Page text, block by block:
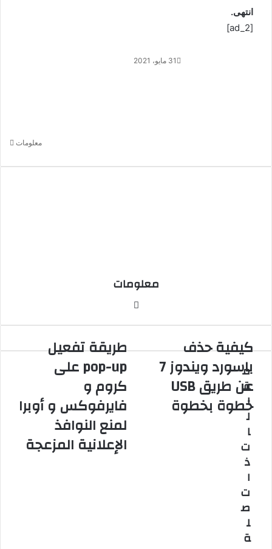
انتهى.
[ad_2]
معلومات
31 مايو، 2021
معلومات
ع
ب
طريقة تفعيل
pop-up على
كروم و
فايرفوكس و أوبرا
لمنع النوافذ
الإعلانية المزعجة
كيفية حذف
باسورد ويندوز 7
عن طريق USB
خطوة بخطوة
م
ق
ا
ل
ا
ت
ذ
ا
ت
ص
ل
ة